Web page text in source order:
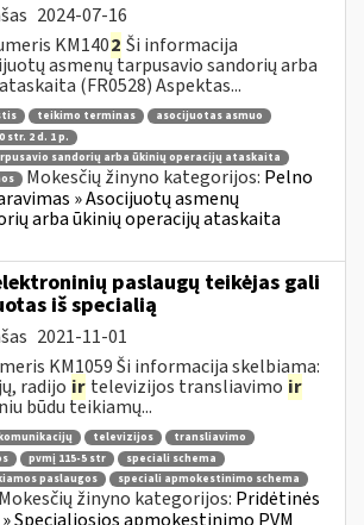
2024-07-16
KM1402 Ši informacija
asmenų tarpusavio sandorių arba
(FR0528) Aspektas...
teikimo terminas
asocijuotas asmuo
str. 2 d. 1 p.
sandorių arba ūkinių operacijų ataskaita
Mokesčių žinyno kategorijos: Pelno
» Asocijuotų asmenų
arba ūkinių operacijų ataskaita
paslaugų teikėjas gali
iš specialią
2021-11-01
KM1059 Ši informacija skelbiama:
radijo ir televizijos transliavimo ir
būdu teikiamų...
televizijos
transliavimo
pvmį 115-5 str
speciali schema
paslaugos
speciali apmokestinimo schema
Mokesčių žinyno kategorijos: Pridėtinės